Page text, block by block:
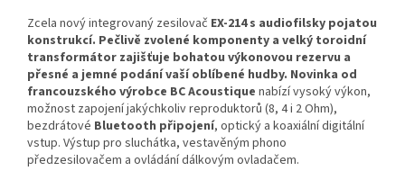
Zcela nový integrovaný zesilovač EX-214 s audiofilsky pojatou
konstrukcí. Pečlivě zvolené komponenty a velký toroidní
transformátor zajišťuje bohatou výkonovou rezervu a
přesné a jemné podání vaší oblíbené hudby. Novinka od
francouzského výrobce BC Acoustique nabízí vysoký výkon,
možnost zapojení jakýchkoliv reproduktorů (8, 4 i 2 Ohm),
bezdrátové Bluetooth připojení, optický a koaxiální digitální
vstup. Výstup pro sluchátka, vestavěným phono
předzesilovačem a ovládání dálkovým ovladačem.